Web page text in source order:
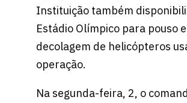
Instituição também
Estádio Olímpico para pouso e
decolagem de helicópteros
operação.
Na segunda-feira, 2, o